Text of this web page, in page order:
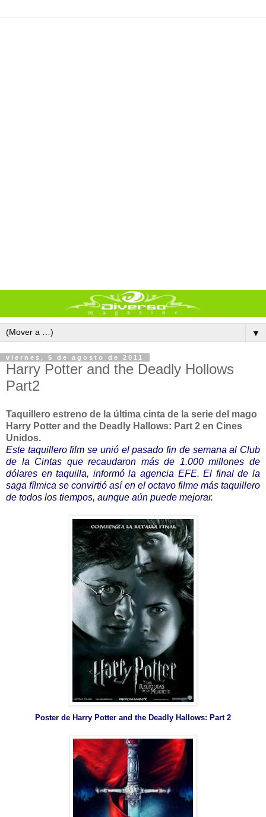
▼
viernes, 5 de agosto de 2011
Harry Potter and the Deadly Hollows
Part2
Taquillero estreno de la última cinta de la serie del mago
Harry Potter and the Deadly Hallows: Part 2 en Cines
Unidos.
Este taquillero film se unió el pasado fin de semana al Club
de la Cintas que recaudaron más de 1.000 millones de
dólares en taquilla, informó la agencia EFE. El final de la
saga fílmica se convirtió así en el octavo filme más taquillero
de todos los tiempos, aunque aún puede mejorar.
Poster de Harry Potter and the Deadly Hallows: Part 2